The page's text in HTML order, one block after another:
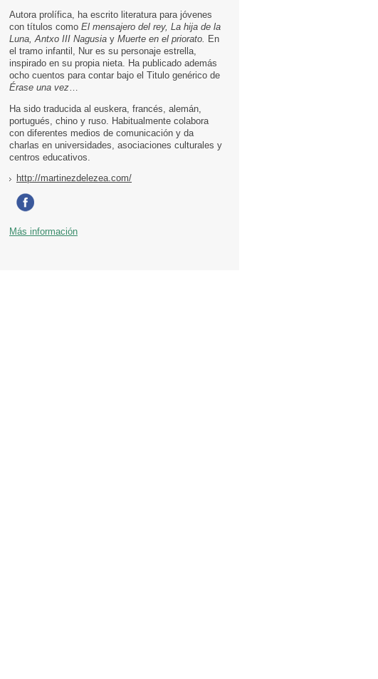
Autora prolífica, ha escrito literatura para jóvenes
con títulos como El mensajero del rey, La hija de la
Luna, Antxo III Nagusia y Muerte en el priorato.
En
el tramo infantil, Nur es su personaje estrella,
inspirado en su propia nieta. Ha publicado además
ocho cuentos para contar bajo el Titulo genérico de
Érase una vez
Ha sido traducida al euskera, francés, alemán,
portugués, chino y ruso. Habitualmente colabora
con diferentes medios de comunicación y da
charlas en universidades, asociaciones culturales y
centros educativos.
http://martinezdelezea.com/
Más información